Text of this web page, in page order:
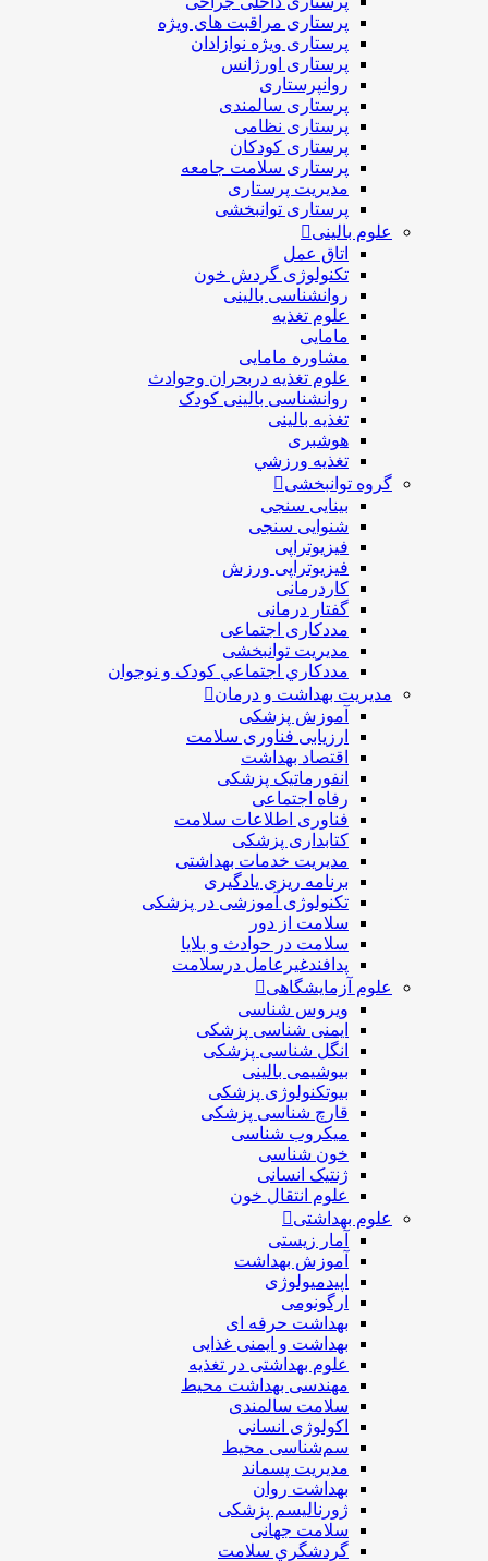
پرستاری مراقبت های ويژه
پرستاری ويژه نوازادان
پرستاری اورژانس
روانپرستاری
پرستاری سالمندی
پرستاری نظامی
پرستاری کودکان
پرستاری سلامت جامعه
مدیریت پرستاری
پرستاری توانبخشی
علوم بالینی
اتاق عمل
تکنولوژی گردش خون
روانشناسی بالینی
علوم تغذیه
مامایی
مشاوره مامایی
علوم تغذیه دربحران وحوادث
روانشناسی بالینی کودک
تغذیه بالینی
هوشبری
تغذيه ورزشي
گروه توانبخشی
بینایی سنجی
شنوایی سنجی
فیزیوتراپی
فیزیوتراپی ورزش
کاردرمانی
گفتار درمانی
مددکاری اجتماعی
مديريت توانبخشی
مددکاري اجتماعي کودک و نوجوان
مدیریت بهداشت و درمان
آموزش پزشکی
ارزیابی فناوری سلامت
اقتصاد بهداشت
انفورماتیک پزشکی
رفاه اجتماعی
فناوری اطلاعات سلامت
کتابداری پزشکی
مديريت خدمات بهداشتی
برنامه ریزی یادگیری
تکنولوژی آموزشی در پزشکی
سلامت از دور
سلامت در حوادث و بلایا
پدافندغیرعامل درسلامت
علوم آزمایشگاهی
ویروس شناسی
ایمنی شناسی پزشكی
انگل شناسی پزشکی
بیوشیمی بالینی
بیوتکنولوژی پزشکی
قارچ شناسی پزشکی
ميكروب شناسی
خون شناسی
ژنتیک انسانی
علوم انتقال خون
علوم بهداشتی
آمار زیستی
آموزش بهداشت
اپیدمیولوژی
ارگونومی
بهداشت حرفه ای
بهداشت و ایمنی غذایی
علوم بهداشتی در تغذیه
مهندسی بهداشت محيط
سلامت سالمندی
اکولوژی انسانی
سم‌شناسی محیط
مدیریت پسماند
بهداشت روان
ژورنالیسم پزشکی
سلامت جهانی
گردشگري سلامت